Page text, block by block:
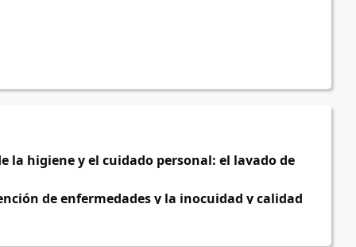
la higiene y el cuidado personal: el lavado de
de enfermedades y la inocuidad y calidad
la eficiencia son clave, la salud y el bienestar